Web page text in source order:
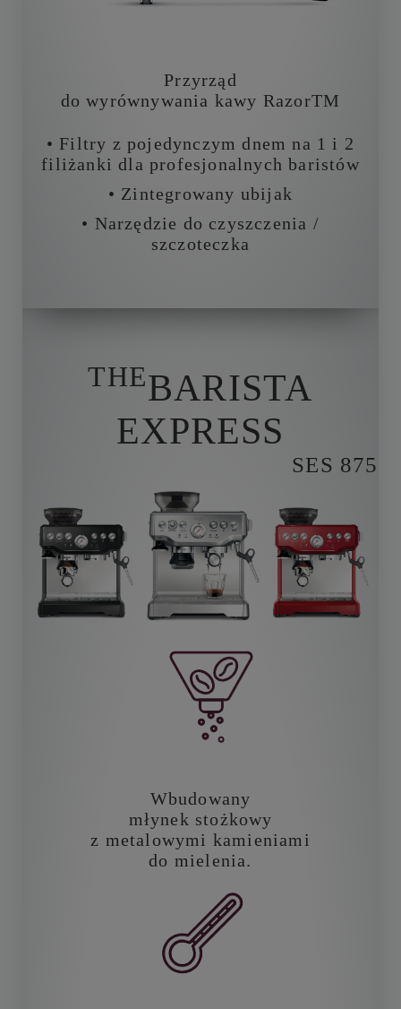
Przyrząd
do wyrównywania kawy RazorTM
• Filtry z pojedynczym dnem na 1 i 2
filiżanki dla profesjonalnych baristów
• Zintegrowany ubijak
• Narzędzie do czyszczenia /
szczoteczka
THEBARISTA
EXPRESS
SES 875
Wbudowany
młynek stożkowy
z metalowymi kamieniami
do mielenia.